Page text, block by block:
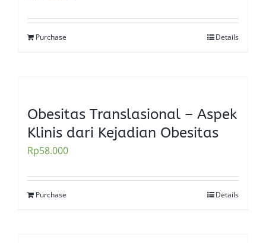
Purchase Details
Obesitas Translasional – Aspek
Klinis dari Kejadian Obesitas
Rp58.000
Purchase Details